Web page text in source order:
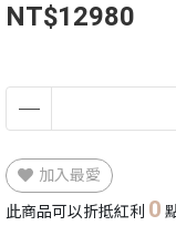
NT$12980
加入最愛
此商品可以折抵紅利 0